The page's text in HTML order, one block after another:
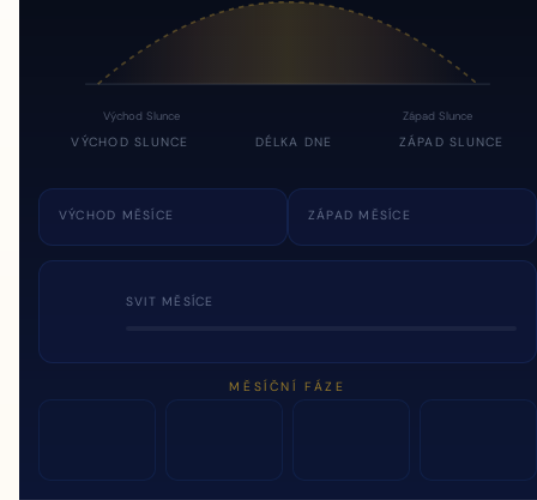
Východ Slunce Západ Slunce
VÝCHOD SLUNCE DÉLKA DNE ZÁPAD SLUNCE
VÝCHOD MĚSÍCE ZÁPAD MĚSÍCE
SVIT MĚSÍCE
MĚSÍČNÍ FÁZE